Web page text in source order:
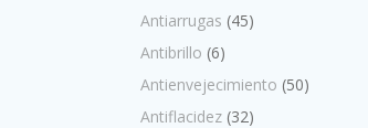
Antiarrugas (45)
Antibrillo (6)
Antienvejecimiento (50)
Antiflacidez (32)